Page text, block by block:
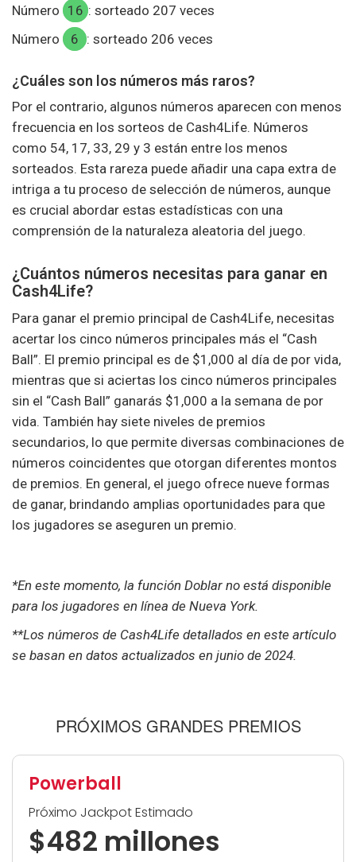
Número 16 : sorteado 207 veces
Número
6 : sorteado 206 veces
¿Cuáles son los números más raros?
Por el contrario, algunos números aparecen con menos
frecuencia en los sorteos de Cash4Life. Números
como 54, 17, 33, 29 y 3 están entre los menos
sorteados. Esta rareza puede añadir una capa extra de
intriga a tu proceso de selección de números, aunque
es crucial abordar estas estadísticas con una
comprensión de la naturaleza aleatoria del juego.
¿Cuántos números necesitas para ganar en
Cash4Life?
Para ganar el premio principal de Cash4Life, necesitas
acertar los cinco números principales más el “Cash
Ball”. El premio principal es de $1,000 al día de por vida,
mientras que si aciertas los cinco números principales
sin el “Cash Ball” ganarás $1,000 a la semana de por
vida. También hay siete niveles de premios
secundarios, lo que permite diversas combinaciones de
números coincidentes que otorgan diferentes montos
de premios. En general, el juego ofrece nueve formas
de ganar, brindando amplias oportunidades para que
los jugadores se aseguren un premio.
*En este momento, la función Doblar no está disponible
para los jugadores en línea de Nueva York.
**Los números de Cash4Life detallados en este artículo
se basan en datos actualizados en junio de 2024.
PRÓXIMOS GRANDES PREMIOS
Powerball
Próximo Jackpot Estimado
$482 millones